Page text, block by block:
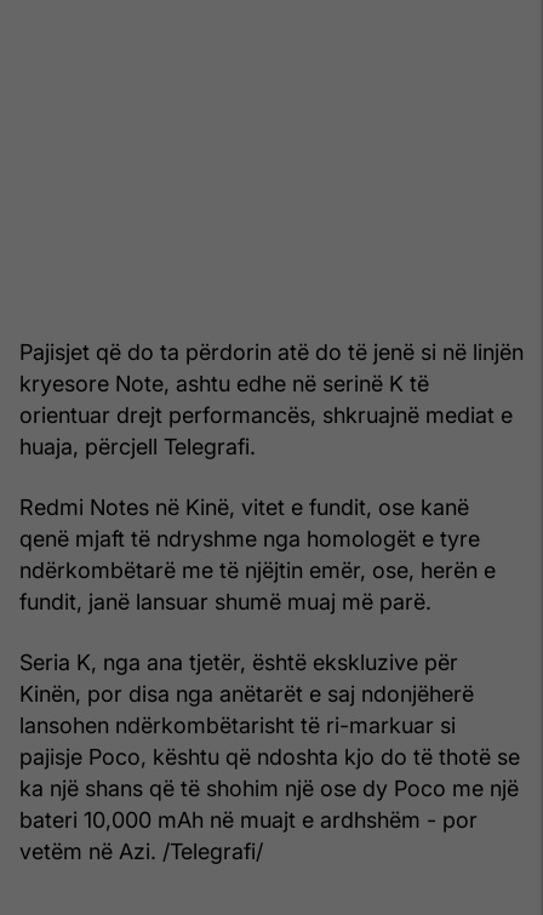
Pajisjet që do ta përdorin atë do të jenë si në linjën
kryesore Note, ashtu edhe në serinë K të
orientuar drejt performancës, shkruajnë mediat e
huaja, përcjell Telegrafi.
Redmi Notes në Kinë, vitet e fundit, ose kanë
qenë mjaft të ndryshme nga homologët e tyre
ndërkombëtarë me të njëjtin emër, ose, herën e
fundit, janë lansuar shumë muaj më parë.
Seria K, nga ana tjetër, është ekskluzive për
Kinën, por disa nga anëtarët e saj ndonjëherë
lansohen ndërkombëtarisht të ri-markuar si
pajisje Poco, kështu që ndoshta kjo do të thotë se
ka një shans që të shohim një ose dy Poco me një
bateri 10,000 mAh në muajt e ardhshëm - por
vetëm në Azi. /Telegrafi/